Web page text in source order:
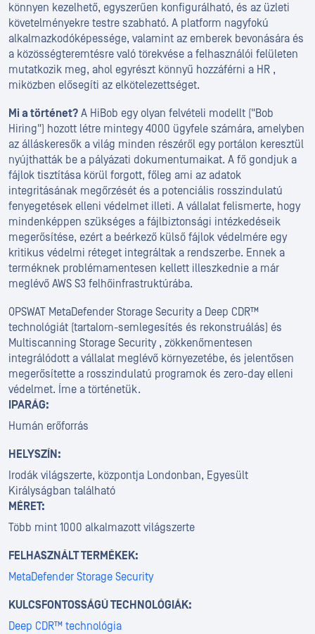
könnyen kezelhető, egyszerűen konfigurálható, és az üzleti
követelményekre testre szabható. A platform nagyfokú
alkalmazkodóképessége, valamint az emberek bevonására és
a közösségteremtésre való törekvése a felhasználói felületen
mutatkozik meg, ahol egyrészt könnyű hozzáférni a HR ,
miközben elősegíti az elkötelezettséget.
Mi a történet? A HiBob egy olyan felvételi modellt ("Bob
Hiring") hozott létre mintegy 4000 ügyfele számára, amelyben
az álláskeresők a világ minden részéről egy portálon keresztül
nyújthatták be a pályázati dokumentumaikat. A fő gondjuk a
fájlok tisztítása körül forgott, főleg ami az adatok
integritásának megőrzését és a potenciális rosszindulatú
fenyegetések elleni védelmet illeti. A vállalat felismerte, hogy
mindenképpen szükséges a fájlbiztonsági intézkedéseik
megerősítése, ezért a beérkező külső fájlok védelmére egy
kritikus védelmi réteget integráltak a rendszerbe. Ennek a
terméknek problémamentesen kellett illeszkednie a már
meglévő AWS S3 felhőinfrastruktúrába.
OPSWAT MetaDefender Storage Security a Deep CDR™
technológiát (tartalom-semlegesítés és rekonstruálás) és
Multiscanning Storage Security , zökkenőmentesen
integrálódott a vállalat meglévő környezetébe, és jelentősen
megerősítette a rosszindulatú programok és zero-day elleni
védelmet. Íme a történetük.
IPARÁG:
Humán erőforrás
HELYSZÍN:
Irodák világszerte, központja Londonban, Egyesült
Királyságban található
MÉRET:
Több mint 1000 alkalmazott világszerte
FELHASZNÁLT TERMÉKEK:
MetaDefender Storage Security
KULCSFONTOSSÁGÚ TECHNOLÓGIÁK:
Deep CDR™ technológia